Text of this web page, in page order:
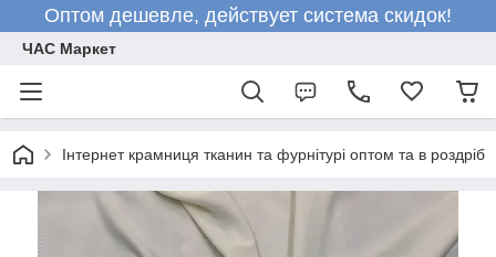
Оптом дешевле, действует система скидок!
ЧАС Маркет
Інтернет крамниця тканин та фурнітурі оптом та в роздріб